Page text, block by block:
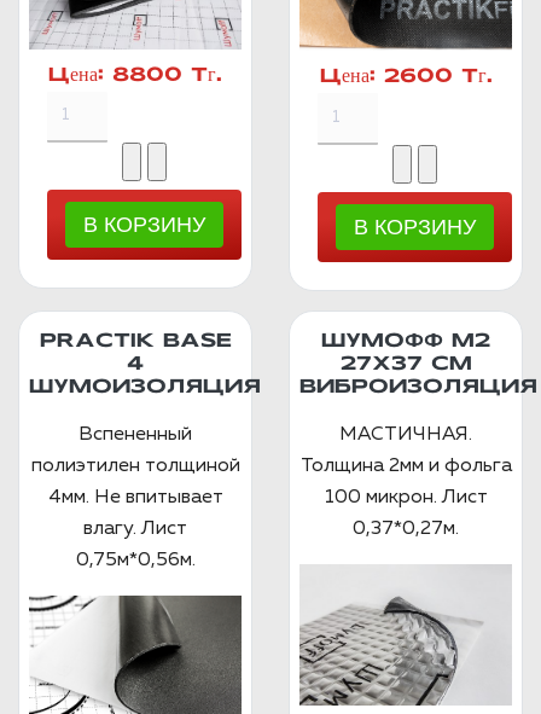
Цена: 8800 Тг. Цена: 2600 Тг.
PRACTIK BASE
4
ШУМОИЗОЛЯЦИЯ
Вспененный
полиэтилен толщиной
4мм. Не впитывает
влагу. Лист
0,75м*0,56м.
ШУМОФФ М2
27X37 СМ
ВИБРОИЗОЛЯЦИЯ
МАСТИЧНАЯ.
Толщина 2мм и фольга
100 микрон. Лист
0,37*0,27м.